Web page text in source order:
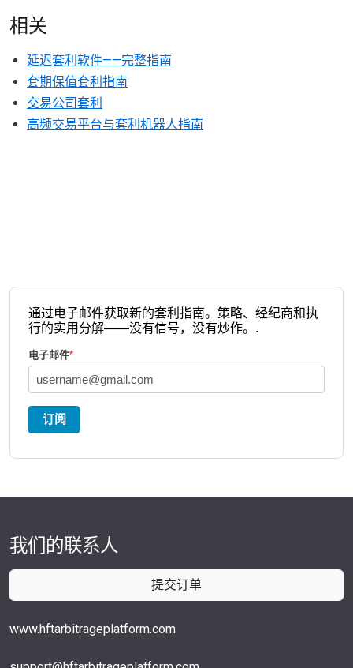
相关
延迟套利软件——完整指南
套期保值套利指南
交易公司套利
高频交易平台与套利机器人指南
通过电子邮件获取新的套利指南。策略、经纪商和执
行的实用分解——没有信号，没有炒作。.
电子邮件*
订阅
我们的联系人
提交订单
www.hftarbitrageplatform.com